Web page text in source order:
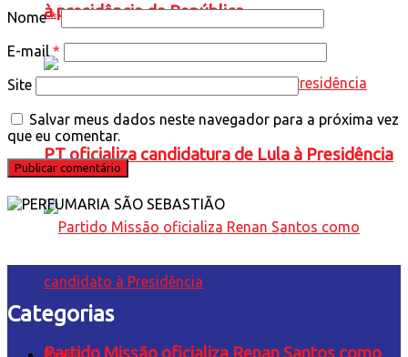
à presidência da República
PT oficializa candidatura de Lula à Presidência
Partido Missão oficializa Renan Santos como
Nome*
E-mail *
Site
Salvar meus dados neste navegador para a próxima vez
que eu comentar.
Categorias